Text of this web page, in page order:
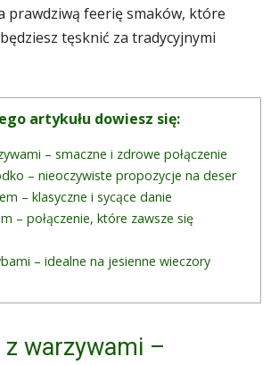
prawdziwą feerię smaków, które
tęsknić za tradycyjnymi
artykułu dowiesz się:
– smaczne i zdrowe połączenie
– nieoczywiste propozycje na deser
– klasyczne i sycące danie
– połączenie, które zawsze się
– idealne na jesienne wieczory
warzywami –